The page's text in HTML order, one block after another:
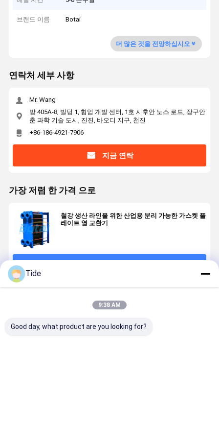
브랜드 이름 Botai
더 많은 것을 전망하십시오
연락처 세부 사항
Mr. Wang
방 405A-8, 빌딩 1, 협업 개발 센터, 1호 시후안 노스 로드, 장구안
춘 과학 기술 도시, 진진, 바오디 지구, 천진
+86-186-4921-7906
지금 연락
가장 저렴 한 가격 으로
철강 생산 라인을 위한 산업용 분리 가능한 가스켓 플
레이트 열 교환기
Tide
9:38 AM
Good day, what product are you looking for?